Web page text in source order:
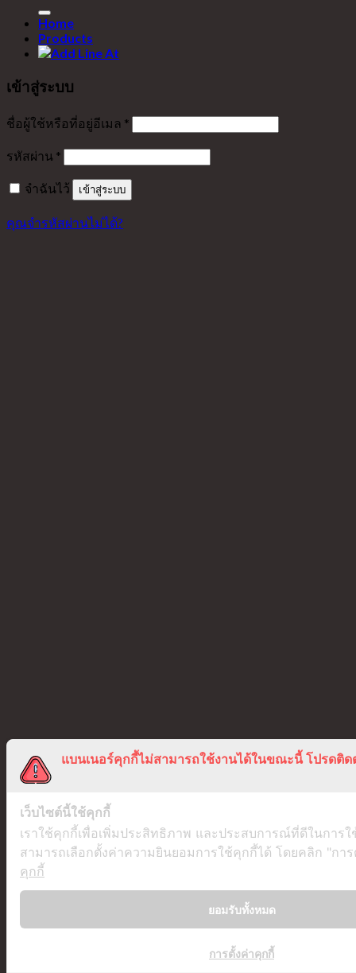
Home
Products
เข้าสู่ระบบ
ชื่อผู้ใช้หรือที่อยู่อีเมล *
รหัสผ่าน *
จำฉันไว้ เข้าสู่ระบบ
คุณจำรหัสผ่านไม่ได้?
แบนเนอร์คุกกี้ไม่สามารถใช้งานได้ในขณะนี้ โปรดติด
เว็บไซต์นี้ใช้คุกกี้
เราใช้คุกกี้เพื่อเพิ่มประสิทธิภาพ และประสบการณ์ที่ดีในการ
สามารถเลือกตั้งค่าความยินยอมการใช้คุกกี้ได้ โดยคลิก "กา
คุกกี้
ยอมรับทั้งหมด
การตั้งค่าคุกกี้